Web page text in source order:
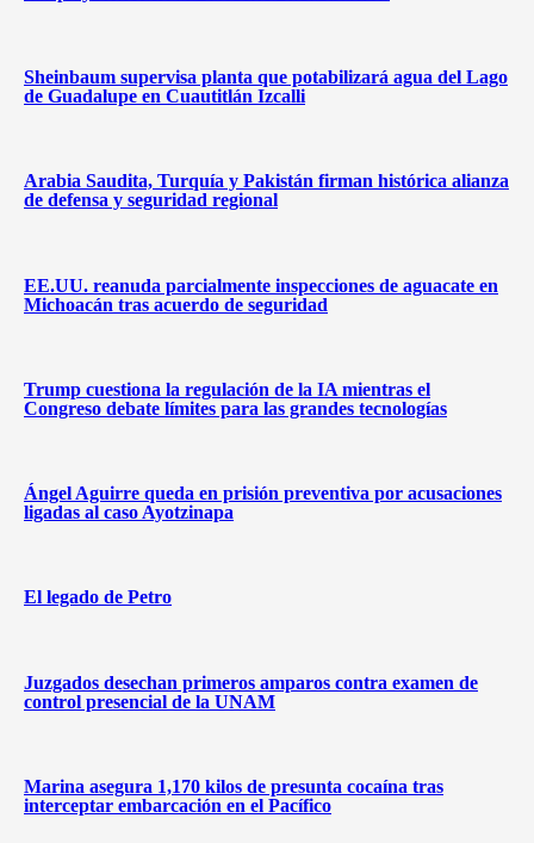
Sheinbaum supervisa planta que potabilizará agua del Lago
de Guadalupe en Cuautitlán Izcalli
Arabia Saudita, Turquía y Pakistán firman histórica alianza
de defensa y seguridad regional
EE.UU. reanuda parcialmente inspecciones de aguacate en
Michoacán tras acuerdo de seguridad
Trump cuestiona la regulación de la IA mientras el
Congreso debate límites para las grandes tecnologías
Ángel Aguirre queda en prisión preventiva por acusaciones
ligadas al caso Ayotzinapa
El legado de Petro
Juzgados desechan primeros amparos contra examen de
control presencial de la UNAM
Marina asegura 1,170 kilos de presunta cocaína tras
interceptar embarcación en el Pacífico